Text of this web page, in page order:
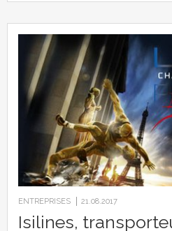
ENTREPRISES 21.08.2017
Isilines,